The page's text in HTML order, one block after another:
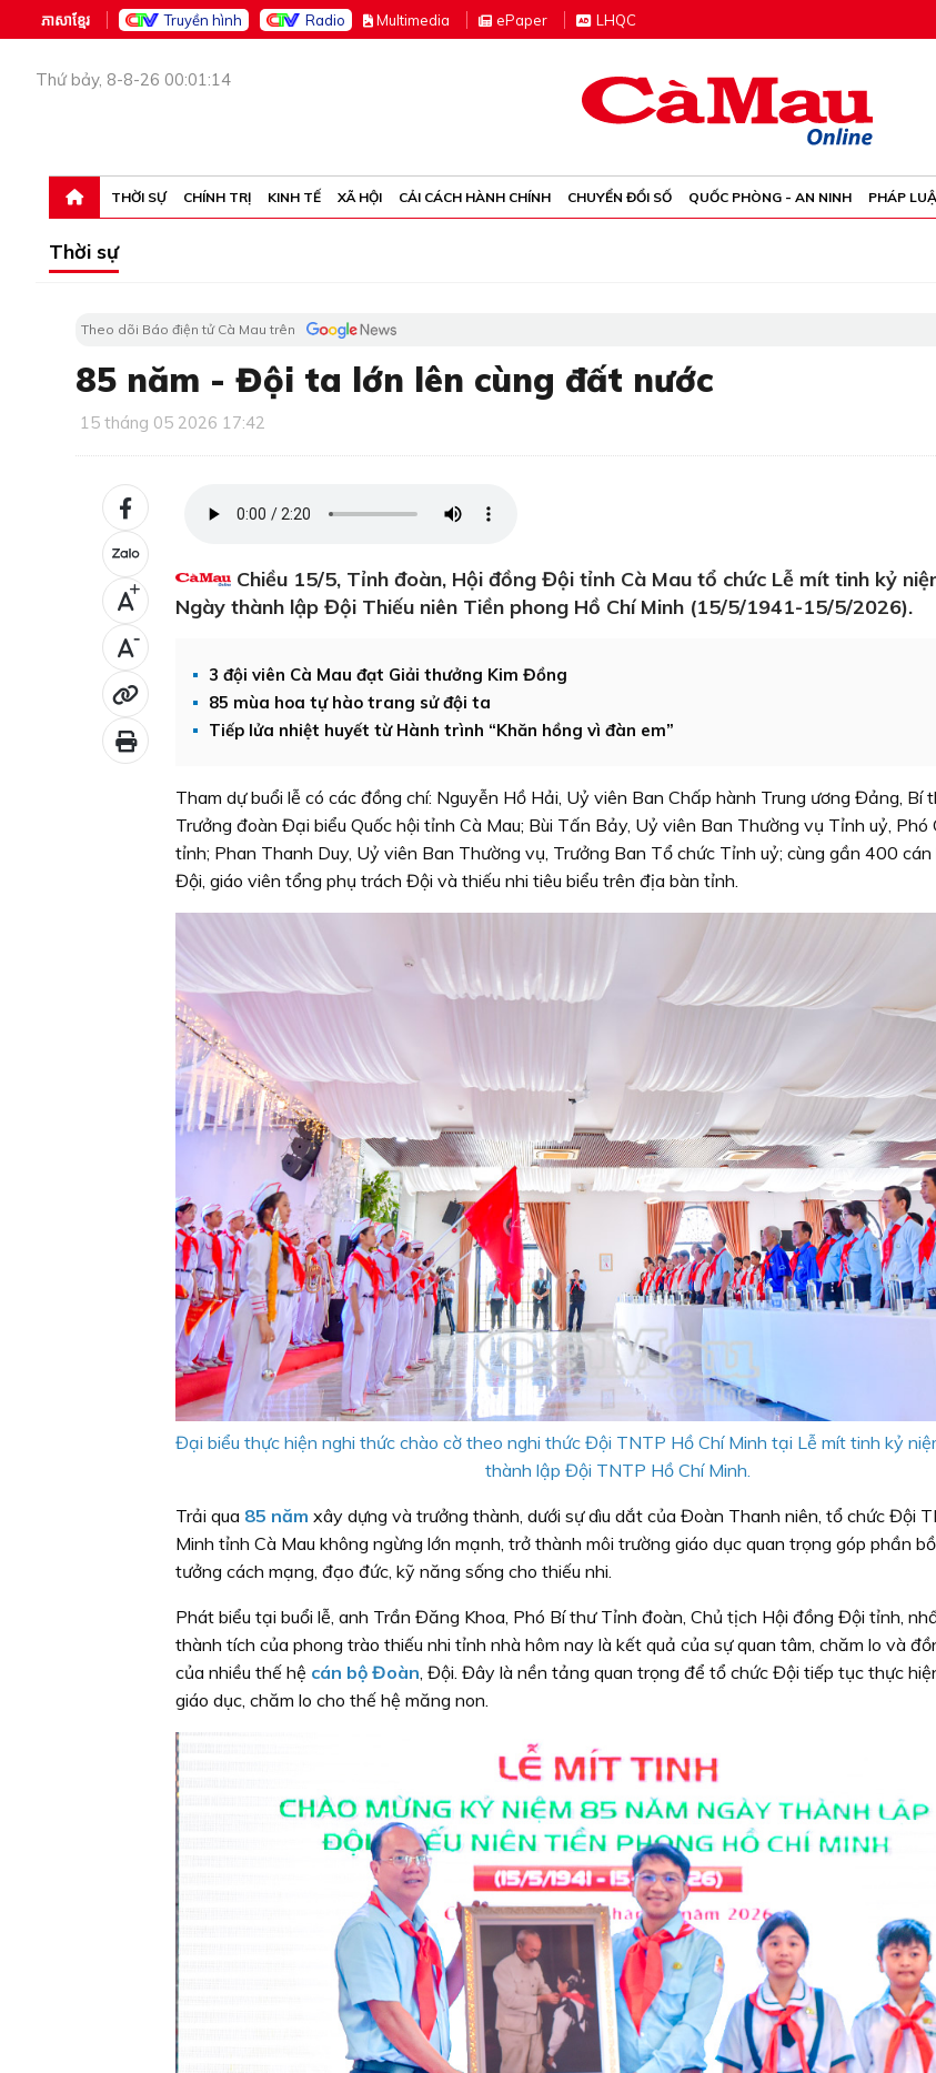
ភាសាខ្មែរ Truyền hình Radio Multimedia ePaper LHQC
Thứ bảy, 8-8-26 00:01:14
THỜI SỰ CHÍNH TRỊ KINH TẾ XÃ HỘI CẢI CÁCH HÀNH CHÍNH CHUYỂN ĐỔI SỐ QUỐC PHÒNG - AN NINH PHÁP
Thời sự
Theo dõi Báo điện tử Cà Mau trên
85 năm - Đội ta lớn lên cùng đất nước
15 tháng 05 2026 17:42
+
-
Chiều 15/5, Tỉnh đoàn, Hội đồng Đội tỉnh Cà Mau tổ chức Lễ mít tinh kỷ
Ngày thành lập Đội Thiếu niên Tiền phong Hồ Chí Minh (15/5/1941-15/5/2026).
3 đội viên Cà Mau đạt Giải thưởng Kim Đồng
85 mùa hoa tự hào trang sử đội ta
Tiếp lửa nhiệt huyết từ Hành trình “Khăn hồng vì đàn em”
Tham dự buổi lễ có các đồng chí: Nguyễn Hồ Hải, Uỷ viên Ban Chấp hành Trung ương Đảng, Bí
Trưởng đoàn Đại biểu Quốc hội tỉnh Cà Mau; Bùi Tấn Bảy, Uỷ viên Ban Thường vụ Tỉnh uỷ,
tỉnh; Phan Thanh Duy, Uỷ viên Ban Thường vụ, Trưởng Ban Tổ chức Tỉnh uỷ; cùng gần 400
Đội, giáo viên tổng phụ trách Đội và thiếu nhi tiêu biểu trên địa bàn tỉnh.
Đại biểu thực hiện nghi thức chào cờ theo nghi thức Đội TNTP Hồ Chí Minh tại Lễ mít tinh kỷ
thành lập Đội TNTP Hồ Chí Minh.
Trải qua 85 năm xây dựng và trưởng thành, dưới sự dìu dắt của Đoàn Thanh niên, tổ chức Đội
Minh tỉnh Cà Mau không ngừng lớn mạnh, trở thành môi trường giáo dục quan trọng góp phần
tưởng cách mạng, đạo đức, kỹ năng sống cho thiếu nhi.
Phát biểu tại buổi lễ, anh Trần Đăng Khoa, Phó Bí thư Tỉnh đoàn, Chủ tịch Hội đồng Đội tỉnh,
thành tích của phong trào thiếu nhi tỉnh nhà hôm nay là kết quả của sự quan tâm, chăm lo và
của nhiều thế hệ cán bộ Đoàn, Đội. Đây là nền tảng quan trọng để tổ chức Đội tiếp tục thực
giáo dục, chăm lo cho thế hệ măng non.